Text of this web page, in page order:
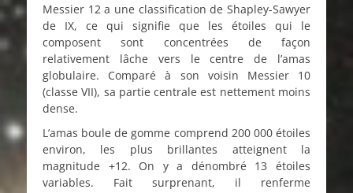
Messier 12 a une classification de Shapley-Sawyer
de IX, ce qui signifie que les étoiles qui le
composent sont concentrées de façon
relativement lâche vers le centre de l’amas
globulaire. Comparé à son voisin Messier 10
(classe VII), sa partie centrale est nettement moins
dense.
L’amas boule de gomme comprend 200 000 étoiles
environ, les plus brillantes atteignent la
magnitude +12. On y a dénombré 13 étoiles
variables. Fait surprenant, il renferme